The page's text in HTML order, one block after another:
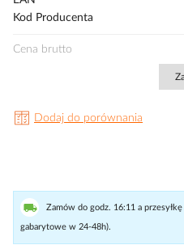
Kod Producenta
Cena brutto
Dodaj do porównania
Zamów do godz. 16:11 a
gabarytowe w 24-48h).